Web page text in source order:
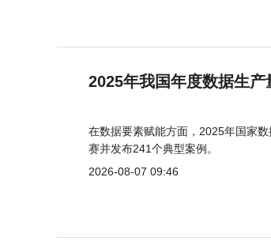
2025年我国年度数据生产
在数据要素赋能方面，2025年国家
赛并发布241个典型案例。
2026-08-07 09:46